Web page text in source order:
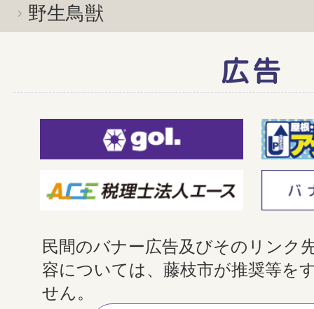
野生鳥獣
広告
民間のバナー広告及びそのリンク
容については、藤枝市が推奨等を
せん。